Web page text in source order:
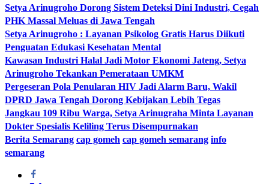
Setya Arinugroho Dorong Sistem Deteksi Dini Industri, Cegah
PHK Massal Meluas di Jawa Tengah
Setya Arinugroho : Layanan Psikolog Gratis Harus Diikuti
Penguatan Edukasi Kesehatan Mental
Kawasan Industri Halal Jadi Motor Ekonomi Jateng, Setya
Arinugroho Tekankan Pemerataan UMKM
Pergeseran Pola Penularan HIV Jadi Alarm Baru, Wakil
DPRD Jawa Tengah Dorong Kebijakan Lebih Tegas
Jangkau 109 Ribu Warga, Setya Arinugraha Minta Layanan
Dokter Spesialis Keliling Terus Disempurnakan
Berita Semarang cap gomeh cap gomeh semarang info
semarang